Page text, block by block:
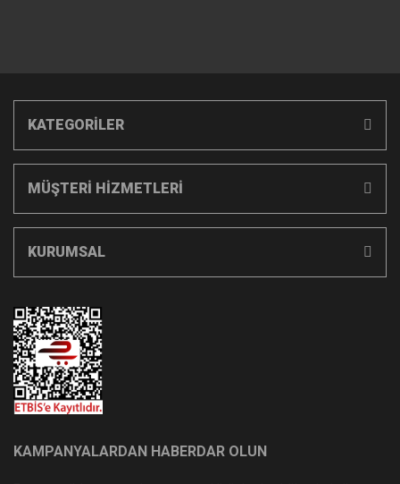
KATEGORİLER
MÜŞTERİ HİZMETLERİ
KURUMSAL
KAMPANYALARDAN HABERDAR OLUN